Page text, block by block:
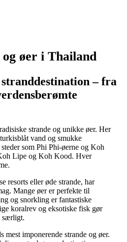
øer i Thailand
– fra
strande og unikke øer. Her
vand og smukke
som Phi Phi-øerne og Koh
Lipe og Koh Kood. Hver
resorts eller øde strande, har
Mange øer er perfekte til
og snorkling er fantastiske
koralrev og eksotiske fisk gør
særligt.
imponerende strande og øer.